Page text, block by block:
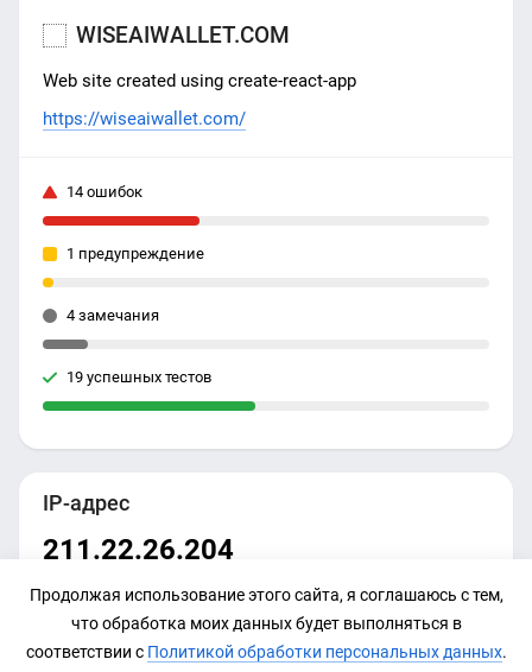
IP-адрес
211.22.26.204
WISEAIWALLET.COM
Web site created using create-react-app
https://wiseaiwallet.com/
14 ошибок
1 предупреждение
4 замечания
19 успешных тестов
Продолжая использование этого сайта, я соглашаюсь с тем,
что обработка моих данных будет выполняться в
соответствии с Политикой обработки персональных данных.